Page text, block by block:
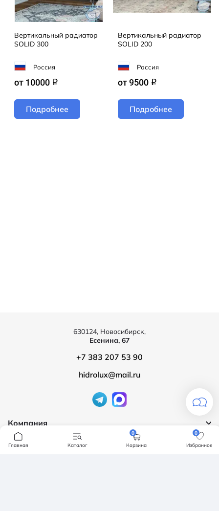
Вертикальный радиатор
SOLID 300
Россия
от 10000 q
Подробнее
Вертикальный радиатор
SOLID 200
Россия
от 9500 q
Подробнее
Компания
О компании
Продукция
630124, Новосибирск,
Есенина, 67
+7 383 207 53 90
hidrolux@mail.ru
Главная Каталог
0
Корзина
0
Избранное